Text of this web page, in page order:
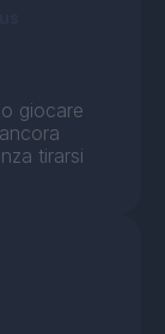
giocare
tirarsi